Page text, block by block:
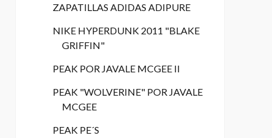
ZAPATILLAS ADIDAS ADIPURE
NIKE HYPERDUNK 2011 "BLAKE
GRIFFIN"
PEAK POR JAVALE MCGEE II
PEAK "WOLVERINE" POR JAVALE
MCGEE
PEAK PE´S